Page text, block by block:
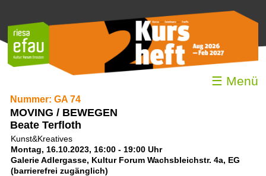
☰ Menü
Nummer: GA 74
MOVING / BEWEGEN
Beate Terfloth
Kunst&Kreatives
Montag, 16.10.2023, 16:00 - 19:00 Uhr
Galerie Adlergasse, Kultur Forum Wachsbleichstr. 4a, EG
(barrierefrei zugänglich)